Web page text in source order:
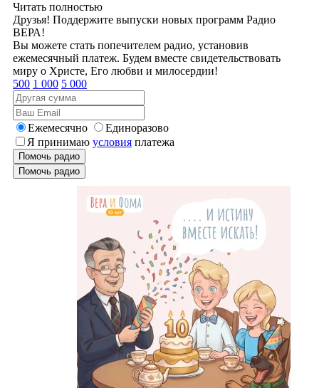
Читать полностью
Друзья! Поддержите выпуски новых программ Радио
ВЕРА!
Вы можете стать попечителем радио, установив
ежемесячный платеж. Будем вместе свидетельствовать
миру о Христе, Его любви и милосердии!
500 1 000 5 000
Ежемесячно
Единоразово
Я принимаю условия платежа
Помочь радио
Помочь радио